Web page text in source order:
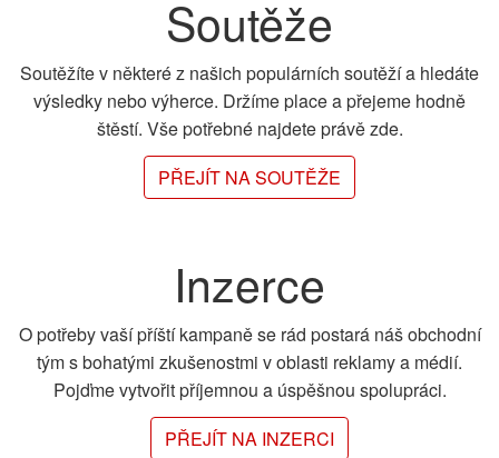
Soutěže
Soutěžíte v některé z našich populárních soutěží a hledáte
výsledky nebo výherce. Držíme place a přejeme hodně
štěstí. Vše potřebné najdete právě zde.
PŘEJÍT NA SOUTĚŽE
Inzerce
O potřeby vaší příští kampaně se rád postará náš obchodní
tým s bohatými zkušenostmi v oblasti reklamy a médií.
Pojďme vytvořit příjemnou a úspěšnou spolupráci.
PŘEJÍT NA INZERCI